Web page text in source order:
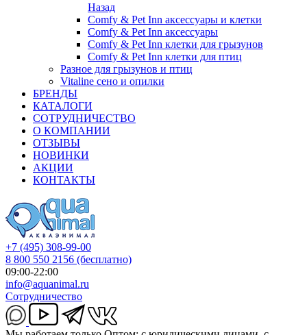
Назад
Comfy & Pet Inn аксессуары и клетки
Comfy & Pet Inn аксессуары
Comfy & Pet Inn клетки для грызунов
Comfy & Pet Inn клетки для птиц
Разное для грызунов и птиц
Vitaline сено и опилки
БРЕНДЫ
КАТАЛОГИ
СОТРУДНИЧЕСТВО
О КОМПАНИИ
ОТЗЫВЫ
НОВИНКИ
АКЦИИ
КОНТАКТЫ
+7 (495) 308-99-00
8 800 550 2156 (бесплатно)
09:00-22:00
info@aquanimal.ru
Сотрудничество